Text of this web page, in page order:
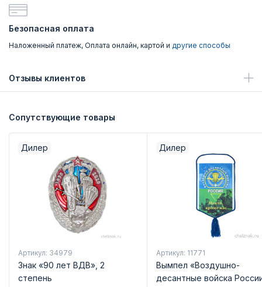
Безопасная оплата
Наложенный платеж, Оплата онлайн, картой и другие способы
Отзывы клиентов
Сопутствующие товары
Дилер
Артикул: 34979
Знак «90 лет ВДВ», 2
степень
Дилер
Артикул: 11771
Вымпел «Воздушно-
десантные войска